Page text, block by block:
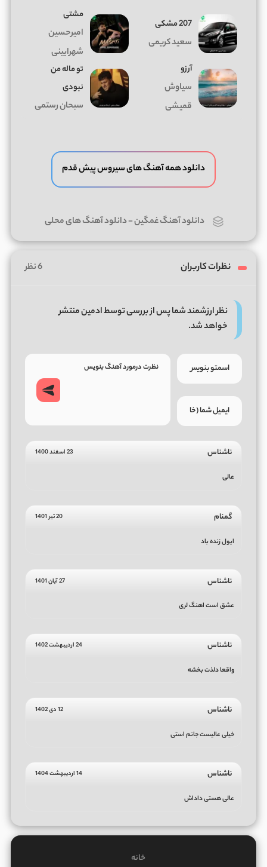
207 مشکی
سعید کریمی
مشتی
امیرحسین
شهرایینی
آرزو
سیاوش
قمیشی
تو ماله من
نبودی
سبحان رستمی
دانلود همه آهنگ های سیروس پیش قدم
دانلود آهنگ غمگین-دانلود آهنگ های محلی
نظرات کاربران 6 نظر
نظر ارزشمند شما پس از بررسی توسط ادمین منتشر
خواهد شد.
ناشناس 23 اسفند 1400
عالی
گمنام 20 تیر 1401
ایول زنده باد
ناشناس 27 آبان 1401
عشق است اهنگ لری
ناشناس 24 اردیبهشت 1402
واقعا دلذت بخشه
ناشناس 12 دی 1402
خیلی عالیست جانم استی
ناشناس 14 اردیبهشت 1404
عالی هستی داداش
خانه